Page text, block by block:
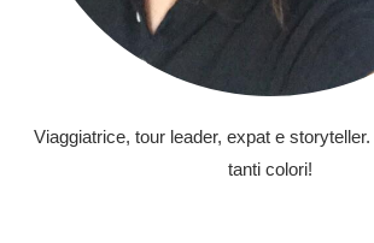
Viaggiatrice, tour leader, expat e
tanti colori!